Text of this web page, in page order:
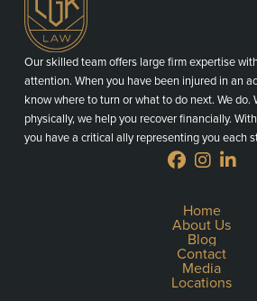
Our skilled team offers large firm expertise
attention. When you have been injured in an
know where to turn or what to do next. We do.
physically, we help you recover financially.
you have a critical ally representing you each
Home
About Us
Blog
Contact
Media
Locations